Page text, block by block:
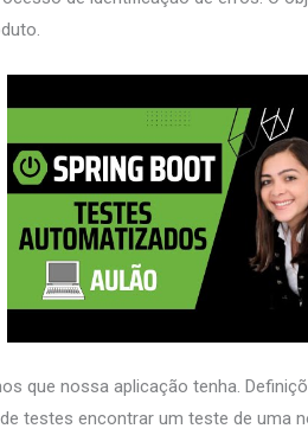
que nossa aplicação tenha.
testes encontrar um teste de uma